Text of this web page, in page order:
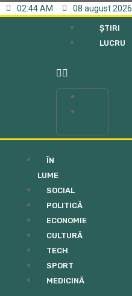
02:44 AM 08 august 2026
ȘTIRI
LUCRU
ÎN
LUME
SOCIAL
POLITICĂ
ECONOMIE
CULTURĂ
TECH
SPORT
MEDICINĂ